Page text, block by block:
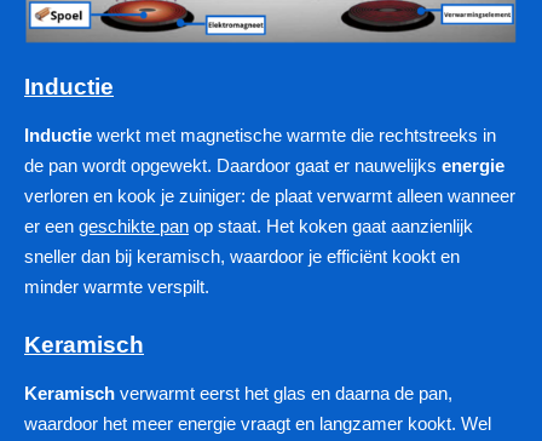
Inductie
Inductie werkt met magnetische warmte die rechtstreeks in
de pan wordt opgewekt. Daardoor gaat er nauwelijks energie
verloren en kook je zuiniger: de plaat verwarmt alleen wanneer
er een geschikte pan op staat. Het koken gaat aanzienlijk
sneller dan bij keramisch, waardoor je efficiënt kookt en
minder warmte verspilt.
Keramisch
Keramisch verwarmt eerst het glas en daarna de pan,
waardoor het meer energie vraagt en langzamer kookt. Wel